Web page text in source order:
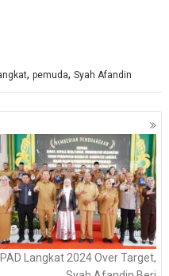
,pemuda,Syah Afandin
PAD Langkat 2024 Over Target,